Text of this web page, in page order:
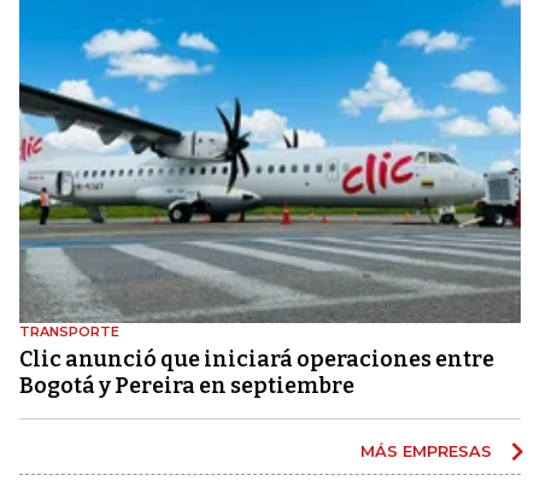
TRANSPORTE
Clic anunció que iniciará operaciones entre
Bogotá y Pereira en septiembre
MÁS EMPRESAS